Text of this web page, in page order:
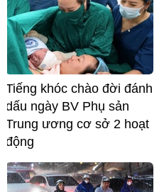
Tiếng khóc chào đời đánh
dấu ngày BV Phụ sản
Trung ương cơ sở 2 hoạt
động